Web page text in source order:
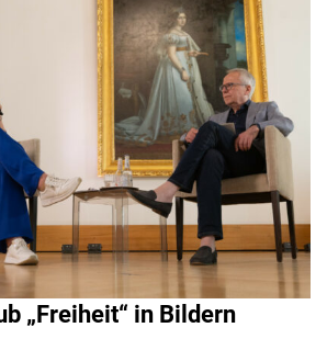
„Freiheit“ in Bildern